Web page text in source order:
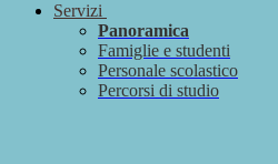
Servizi
Panoramica
Famiglie e studenti
Personale scolastico
Percorsi di studio